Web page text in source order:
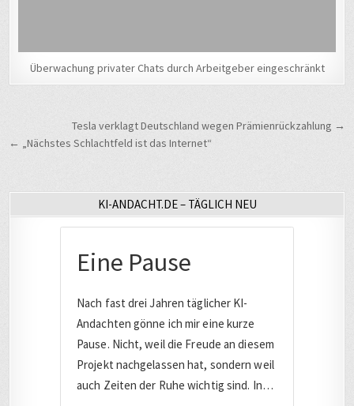
Überwachung privater Chats durch Arbeitgeber eingeschränkt
Beitragsnavigation
Tesla verklagt Deutschland wegen Prämienrückzahlung →
← „Nächstes Schlachtfeld ist das Internet“
KI-ANDACHT.DE – TÄGLICH NEU